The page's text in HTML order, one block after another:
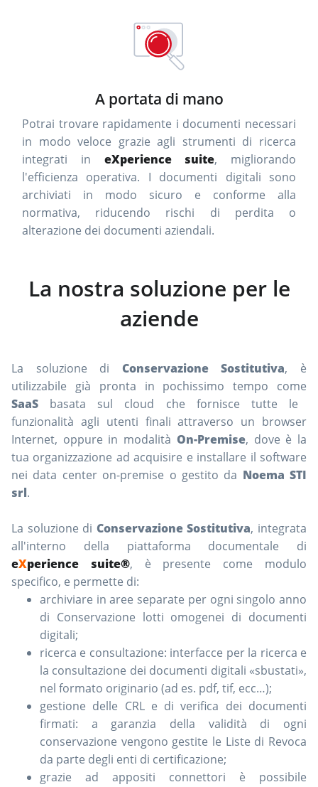
A portata di mano
Potrai trovare rapidamente i documenti necessari
in modo veloce grazie agli strumenti di ricerca
integrati in eXperience suite, migliorando
l'efficienza operativa. I documenti digitali sono
archiviati in modo sicuro e conforme alla
normativa, riducendo rischi di perdita o
alterazione dei documenti aziendali.
La nostra soluzione per le
aziende
La soluzione di Conservazione Sostitutiva, è
utilizzabile già pronta in pochissimo tempo come
SaaS basata sul cloud che fornisce tutte le
funzionalità agli utenti finali attraverso un browser
Internet, oppure in modalità On-Premise, dove è la
tua organizzazione ad acquisire e installare il software
nei data center on-premise o gestito da Noema STI
srl.
La soluzione di Conservazione Sostitutiva, integrata
all'interno della piattaforma documentale di
eXperience suite®, è presente come modulo
specifico, e permette di:
archiviare in aree separate per ogni singolo anno
di Conservazione lotti omogenei di documenti
digitali;
ricerca e consultazione: interfacce per la ricerca e
la consultazione dei documenti digitali «sbustati»,
nel formato originario (ad es. pdf, tif, ecc…);
gestione delle CRL e di verifica dei documenti
firmati: a garanzia della validità di ogni
conservazione vengono gestite le Liste di Revoca
da parte degli enti di certificazione;
grazie ad appositi connettori è possibile